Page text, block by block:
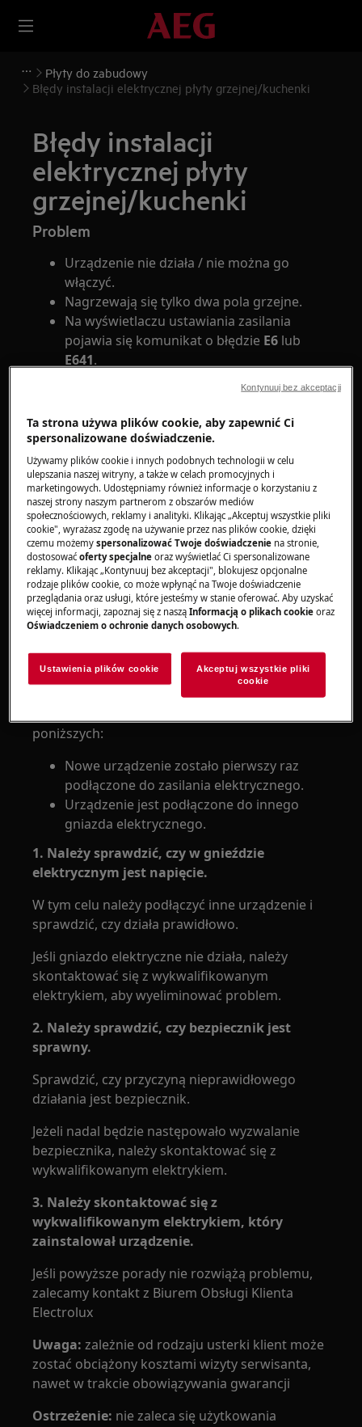
Płyty do zabudowy
Błędy instalacji elektrycznej płyty grzejnej/kuchenki
Błędy instalacji
elektrycznej płyty
grzejnej/kuchenki
Problem
Urządzenie nie działa / nie można go
włączyć.
Nagrzewają się tylko dwa pola grzejne.
Na wyświetlaczu ustawiania zasilania
pojawia się komunikat o błędzie E6 lub
E641.
prawej stronie.
Przepala się bezpiecznik płyty grzejnej
Dotyczy
elektryczna płyta grzejna do zabudowy
kuchenka wolnostojąca z elektryczną płytą
grzejną
Rozwiązanie
W przypadku nowej instalacjipłyty indukcyjnej
że urządzenie zostało zainstalowane
nieprawidłowo.
poniższych:
Nowe urządzenie zostało pierwszy raz
podłączone do zasilania elektrycznego.
Urządzenie jest podłączone do innego
gniazda elektrycznego.
1. Należy sprawdzić, czy w gnieździe
elektrycznym jest napięcie.
W tym celu należy podłączyć inne urządzenie i
sprawdzić, czy działa prawidłowo.
Jeśli gniazdo elektryczne nie działa, należy
skontaktować się z wykwalifikowanym
elektrykiem, aby wyeliminować problem.
2. Należy sprawdzić, czy bezpiecznik jest
sprawny.
Sprawdzić, czy przyczyną nieprawidłowego
działania jest bezpiecznik.
Jeżeli nadal będzie następowało wyzwalanie
bezpiecznika, należy skontaktować się z
wykwalifikowanym elektrykiem.
3. Należy skontaktować się z
wykwalifikowanym elektrykiem, który
zainstalował urządzenie.
Jeśli powyższe porady nie rozwiążą problemu,
zalecamy kontakt z Biurem Obsługi Klienta
Electrolux
Uwaga: zależnie od rodzaju usterki klient może
zostać obciążony kosztami wizyty serwisanta,
nawet w trakcie obowiązywania gwarancji
Ostrzeżenie: nie zaleca się użytkowania
Ta strona używa plików cookie, aby zapewnić Ci
spersonalizowane doświadczenie.
Używamy plików cookie i innych podobnych technologii w celu
ulepszania naszej witryny, a także w celach promocyjnych i
marketingowych. Udostępniamy również informacje o korzystaniu z
naszej strony naszym partnerom z obszarów mediów
społecznościowych, reklamy i analityki. Klikając „Akceptuj wszystkie pliki
cookie", wyrażasz zgodę na używanie przez nas plików cookie, dzięki
czemu możemyspersonalizować Twoje doświadczenie na stronie,
dostosowaćoferty specjalne oraz wyświetlać Ci spersonalizowane
reklamy. Klikając „Kontynuuj bez akceptacji", blokujesz opcjonalne
rodzaje plików cookie, co może wpłynąć na Twoje doświadczenie
przeglądania oraz usługi, które jesteśmy w stanie oferować. Aby uzyskać
więcej informacji, zapoznaj się z nasząInformacją o plikach cookie oraz
Oświadczeniem o ochronie danych osobowych.
Ustawienia plików cookie
Akceptuj wszystkie pliki
cookie
Kontynuuj bez akceptacji